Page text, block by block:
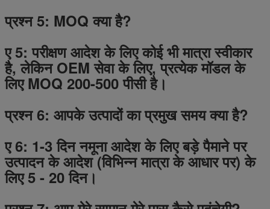
प्रश्न 5: MOQ क्या है?
ए 5: परीक्षण आदेश के लिए कोई भी मात्रा स्वीकार
है, लेकिन OEM सेवा के लिए, प्रत्येक मॉडल के
लिए MOQ 200-500 पीसी है।
प्रश्न 6: आपके उत्पादों का प्रमुख समय क्या है?
ए 6: 1-3 दिन नमूना आदेश के लिए बड़े पैमाने पर
उत्पादन के आदेश (विभिन्न मात्रा के आधार पर) के
लिए 5 - 20 दिन।